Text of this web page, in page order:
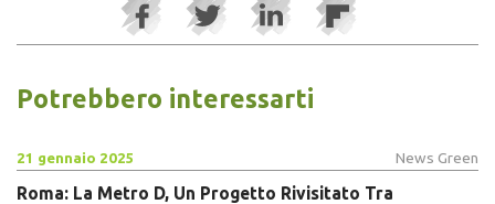
Potrebbero interessarti
21 gennaio 2025 News Green
Roma: La Metro D, Un Progetto Rivisitato Tra